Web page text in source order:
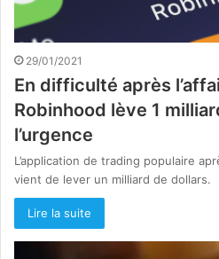
29/01/2021
En difficulté après
Robinhood lève 1
l’urgence
L’application de trading populaire
vient de lever un milliard de dollars.
Lire la suite